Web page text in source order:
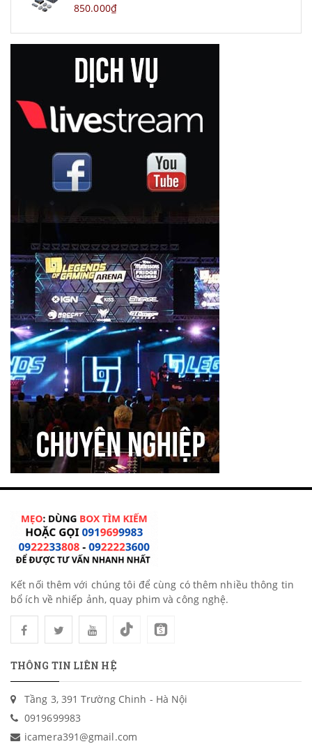
Bestview
Hollyland
Yongnuo
Nanlite
Zeapon
Exotica Fresh
Remax
Ulanzi
Saramonic
Samson
Steelmate
Rode
Qihe
Baseus
Beike
Chưa phân loại
Lilliput
Zoom
Boya
850.000₫
Kết nối thêm với chúng tôi để cùng có thêm nhiều thông tin
bổ ích về nhiếp ảnh, quay phim và công nghệ.
THÔNG TIN LIÊN HỆ
Tầng 3, 391 Trường Chinh - Hà Nội
0919699983
icamera391@gmail.com